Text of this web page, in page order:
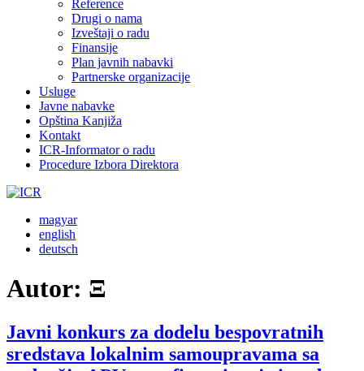
Reference
Drugi o nama
Izveštaji o radu
Finansije
Plan javnih nabavki
Partnerske organizacije
Usluge
Javne nabavke
Opština Kanjiža
Kontakt
ICR-Informator o radu
Procedure Izbora Direktora
magyar
english
deutsch
Autor: Ξ
Javni konkurs za dodelu bespovratnih
sredstava lokalnim samoupravama sa